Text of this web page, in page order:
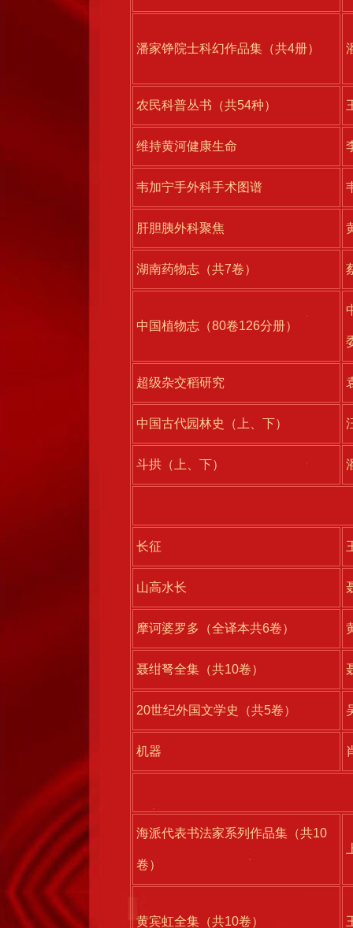
潘家铮院士科幻作品集（共4册）
农民科普丛书（共54种）
维持黄河健康生命
韦加宁手外科手术图谱
肝胆胰外科聚焦
湖南药物志（共7卷）
中国植物志（80卷126分册）
超级杂交稻研究
中国古代园林史（上、下）
斗拱（上、下）
长征
山高水长
摩诃婆罗多（全译本共6卷）
聂绀弩全集（共10卷）
20世纪外国文学史（共5卷）
机器
海派代表书法家系列作品集（共10
卷）
黄宾虹全集（共10卷）